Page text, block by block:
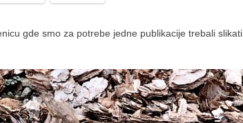
gde smo za potrebe jedne publikacije trebali slikati